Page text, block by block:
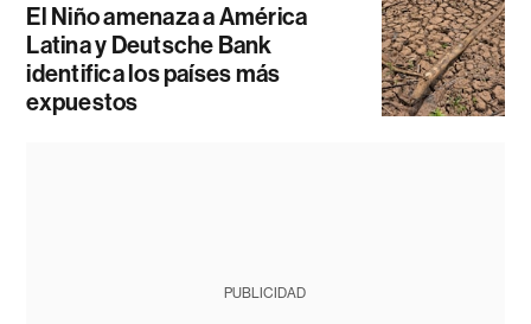
El Niño amenaza a América
Latina y Deutsche Bank
identifica los países más
expuestos
PUBLICIDAD